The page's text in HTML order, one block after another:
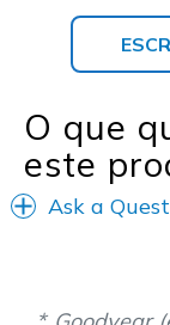
O que
este
Ask a